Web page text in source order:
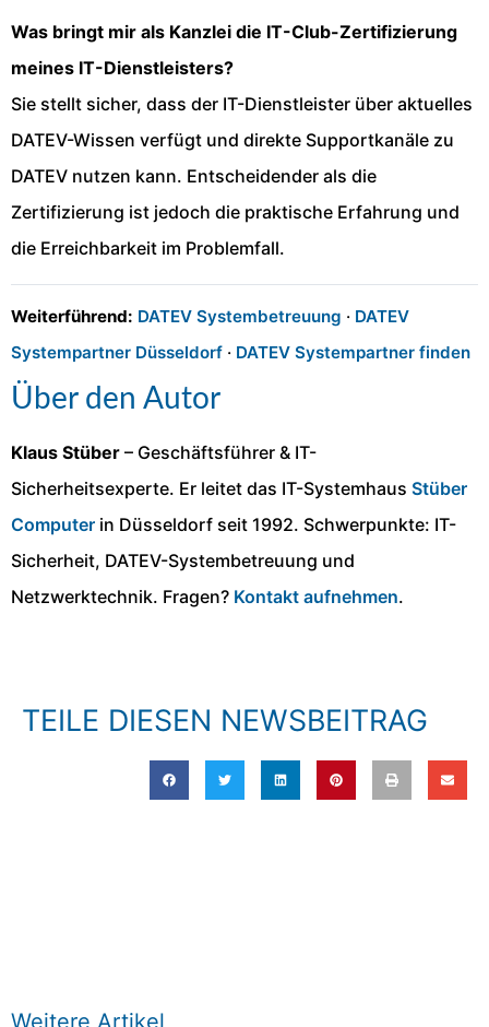
Was bringt mir als Kanzlei die IT-Club-Zertifizierung
meines IT-Dienstleisters?
Sie stellt sicher, dass der IT-Dienstleister über aktuelles
DATEV-Wissen verfügt und direkte Supportkanäle zu
DATEV nutzen kann. Entscheidender als die
Zertifizierung ist jedoch die praktische Erfahrung und
die Erreichbarkeit im Problemfall.
Weiterführend: DATEV Systembetreuung · DATEV
Systempartner Düsseldorf · DATEV Systempartner finden
Über den Autor
Klaus Stüber – Geschäftsführer & IT-
Sicherheitsexperte. Er leitet das IT-Systemhaus Stüber
Computer in Düsseldorf seit 1992. Schwerpunkte: IT-
Sicherheit, DATEV-Systembetreuung und
Netzwerktechnik. Fragen? Kontakt aufnehmen.
TEILE DIESEN NEWSBEITRAG
Weitere Artikel